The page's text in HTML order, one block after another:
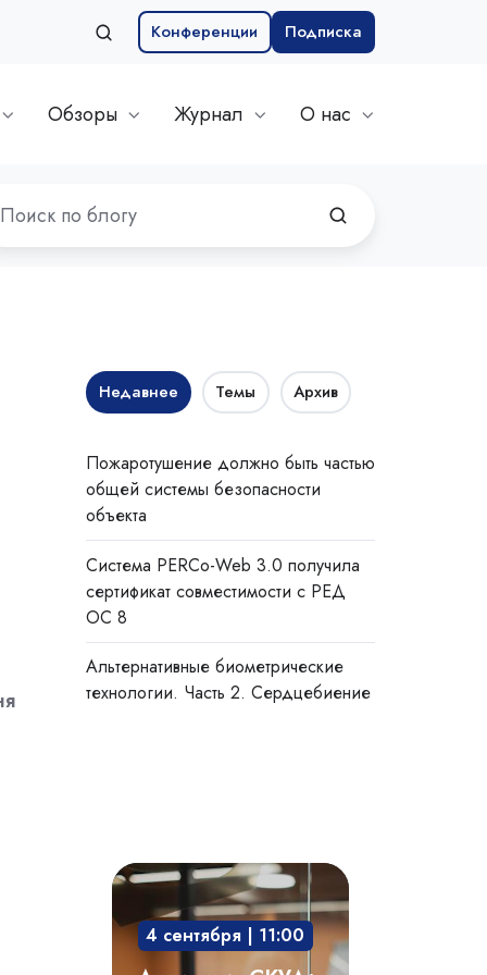
Конференции Подписка
Обзоры Журнал О нас
Недавнее Темы Архив
Пожаротушение должно быть частью
общей системы безопасности
объекта
Система PERCo-Web 3.0 получила
сертификат совместимости с РЕД
ОС 8
Альтернативные биометрические
технологии. Часть 2. Сердцебиение
Академия
СКУД:
мобильный
доступ,
4 сентября | 11:00